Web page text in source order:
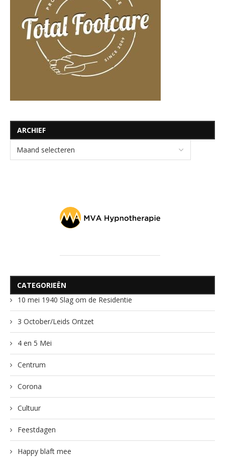
ARCHIEF
CATEGORIEËN
10 mei 1940 Slag om de Residentie
3 October/Leids Ontzet
4 en 5 Mei
Centrum
Corona
Cultuur
Feestdagen
Happy blaft mee